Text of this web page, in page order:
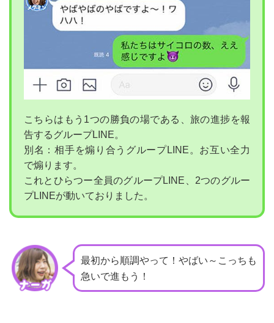
こちらはもう1つの勝負の場である、旅の進捗を報
告するグループLINE。
別名：相手を煽り合うグループLINE。お互い全力
で煽ります。
これとひらつー全員のグループLINE、2つのグルー
プLINEが動いておりました。
最初から順調やって！やばい～こっちも
急いで進もう！